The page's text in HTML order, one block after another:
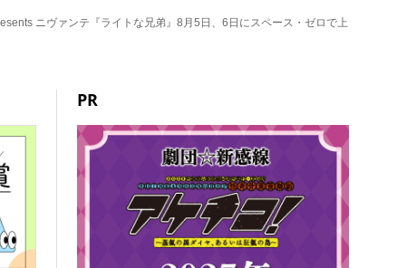
ニヴァンテ『ライトな兄弟』8月5日、6日にスペース・ゼロで上
PR